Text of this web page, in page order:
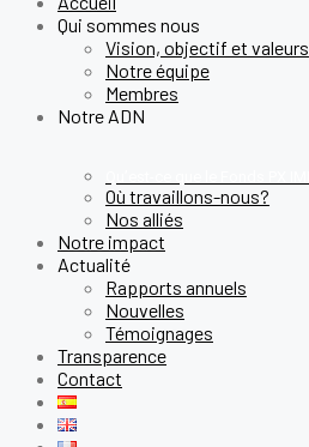
Qui sommes nous
Vision, objectif et valeurs
Notre équipe
Membres
Notre ADN
Où travaillons-nous?
Nos alliés
Notre impact
Actualité
Rapports annuels
Nouvelles
Témoignages
Transparence
Contact